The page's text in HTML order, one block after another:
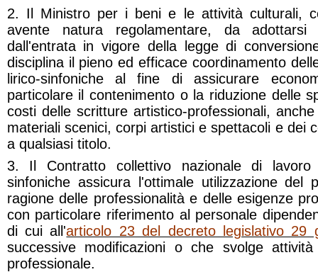
2. Il Ministro per i beni e le attività culturali,
avente natura regolamentare, da
dall'entrata in vigore della legge di
disciplina il pieno ed efficace coordinamento
lirico-sinfoniche al fine di assicurare
particolare il contenimento o la riduzione delle
costi delle scritture artistico-professionali,
materiali scenici, corpi artistici e spettacoli e dei
a qualsiasi titolo.
3. Il Contratto collettivo nazionale di lavoro
sinfoniche assicura l'ottimale utilizzazione del
ragione delle professionalità e delle esigenze
con particolare riferimento al personale
di cui all'articolo 23 del decreto legislativo 29
successive modificazioni o che svolge
professionale.